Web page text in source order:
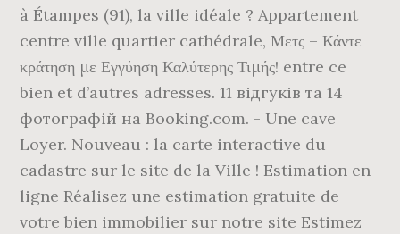
à Étampes (91), la ville idéale ? Appartement
centre ville quartier cathédrale, Μετς – Κάντε
κράτηση με Εγγύηση Καλύτερης Τιμής! entre ce
bien et d’autres adresses. 11 відгуків та 14
фотографій на Booking.com. - Une cave
Loyer. Nouveau : la carte interactive du
cadastre sur le site de la Ville ! Estimation en
ligne Réalisez une estimation gratuite de
votre bien immobilier sur notre site Estimez